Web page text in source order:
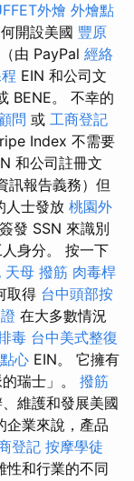
外燴 外燴點
開設美國 豐原
由 PayPal 經絡
EIN 和公司文
BENE。 不幸的
問 或 工商登記
Index 不需要
和公司註冊文
訊報告義務）但
人士發放 桃園外
發 SSN 來識別
身分。 按一下
天母 撥筋 肉毒桿
取得 台中頭部按
在大多數情況
毒 台中美式整復
心 EIN。 它擁有
瑞士」。 撥筋
維護和發展美國
企業來說，產品
登記 按摩學徒
性和行業的不同